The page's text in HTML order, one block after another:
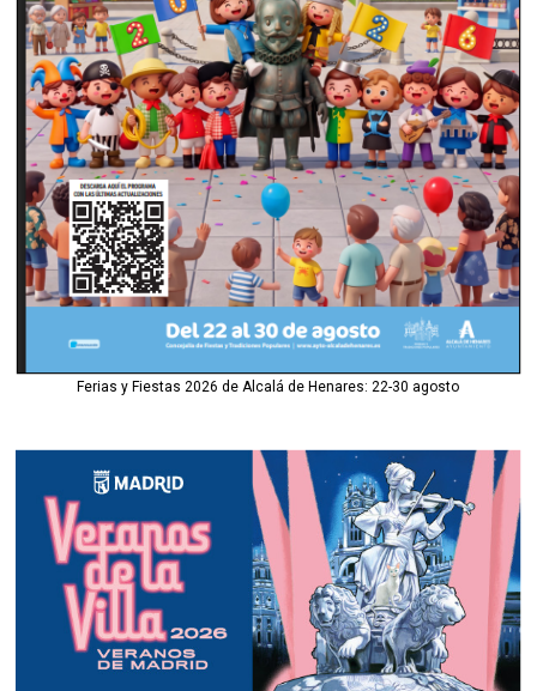
Ferias y Fiestas 2026 de Alcalá de Henares: 22-30 agosto